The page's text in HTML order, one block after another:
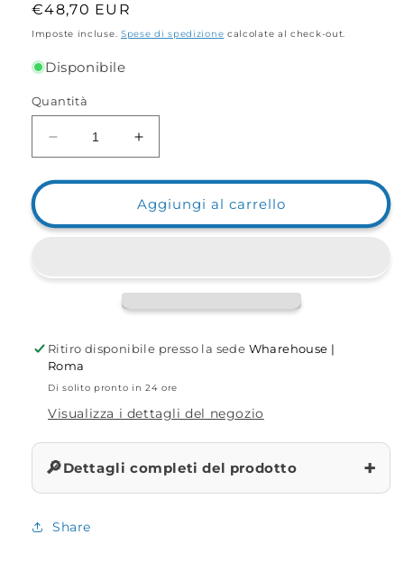
Prezzo
di
€48,70 EUR
Imposte incluse. Spese di spedizione calcolate al check-out.
Disponibile
Quantità
Diminuisci
quantità
per
contenitore
Team
Aumenta
quantità
per
Borsa
contenitore
Team
Rig
Station
Aggiungi al carrello
Ritiro disponibile presso la sede Wharehouse |
Roma
Di solito pronto in 24 ore
Visualizza i dettagli del negozio
🔎Dettagli completi del prodotto +
Share